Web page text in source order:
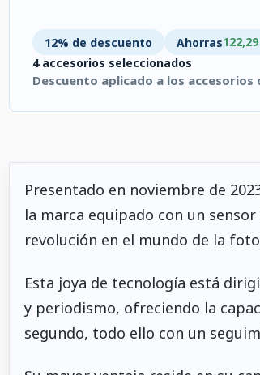
12% de descuento Ahorras
4 accesorios seleccionados
Descuento aplicado a los accesorios
Presentado en noviembre de
la marca equipado con un
revolución en el mundo de la
Esta joya de tecnología está
y periodismo, ofreciendo la
segundo, todo ello con un